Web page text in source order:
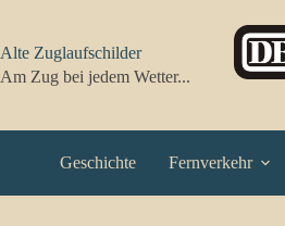
springen
Alte Zuglaufschilder
Am Zug bei jedem Wetter...
Geschichte Fernverkehr